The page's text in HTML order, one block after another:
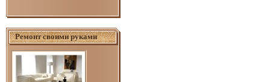
Ремонт своими руками